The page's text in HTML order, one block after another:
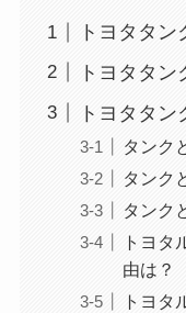
トヨタタ
トヨタタン
トヨタタ
タンク
タンク
タンク
トヨタ
由は？
トヨタ